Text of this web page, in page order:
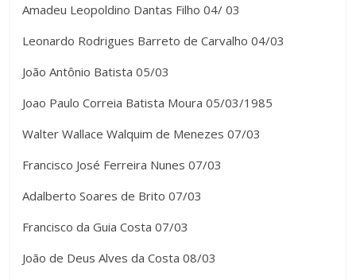
Amadeu Leopoldino Dantas Filho 04/ 03
Leonardo Rodrigues Barreto de Carvalho 04/03
João Antônio Batista 05/03
Joao Paulo Correia Batista Moura 05/03/1985
Walter Wallace Walquim de Menezes 07/03
Francisco José Ferreira Nunes 07/03
Adalberto Soares de Brito 07/03
Francisco da Guia Costa 07/03
João de Deus Alves da Costa 08/03